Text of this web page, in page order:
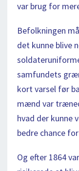
var brug for
Befolkningen
det kunne blive
samfundets
kort varsel før
mænd var
hvad der kunne
bedre chance
Og efter 1864